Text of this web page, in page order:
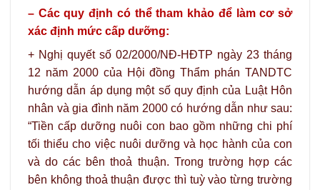
– Các quy định có thể tham khảo để làm cơ sở
xác định mức cấp dưỡng:
+ Nghị quyết số 02/2000/NĐ-HĐTP ngày 23 tháng
12 năm 2000 của Hội đồng Thẩm phán TANDTC
hướng dẫn áp dụng một số quy định của Luật Hôn
nhân và gia đình năm 2000 có hướng dẫn như sau:
“Tiền cấp dưỡng nuôi con bao gồm những chi phí
tối thiểu cho việc nuôi dưỡng và học hành của con
và do các bên thoả thuận. Trong trường hợp các
bên không thoả thuận được thì tuỳ vào từng trường